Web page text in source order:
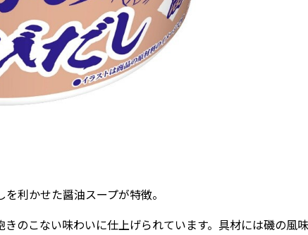
利かせた醤油スープが特徴。
のこない味わいに仕上げられています。具材には磯の風